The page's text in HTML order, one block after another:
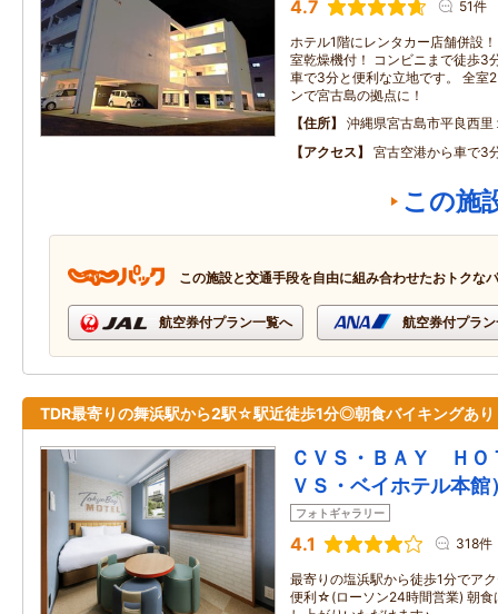
4.7 51件
ホテル1階にレンタカー店舗併
室乾燥機付！ コンビニまで徒歩3
車で3分と便利な立地です。 全室
ンで宮古島の拠点に！
住所
沖縄県宮古島市平良西里
アクセス
宮古空港から車で3
この施
この施設と交通手段を自由に組み合わせたおトクな
航空券付プラン一覧へ 航空券付プラ
TDR最寄りの舞浜駅から2駅☆駅近徒歩1分◎朝食バイキングあり
ＣＶＳ・ＢＡＹ Ｈ
ＶＳ・ベイホテル本館
フォトギャラリー
4.1 318件
最寄りの塩浜駅から徒歩1分でア
便利☆(ローソン24時間営業) 朝食